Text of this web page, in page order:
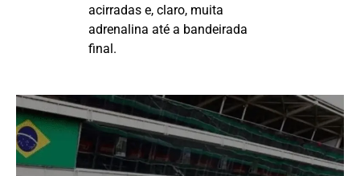
acirradas e, claro, muita
adrenalina até a bandeirada
final.